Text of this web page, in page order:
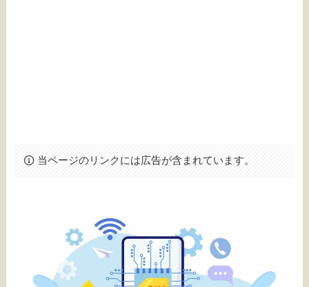
当ページのリンクには広告が含まれています。